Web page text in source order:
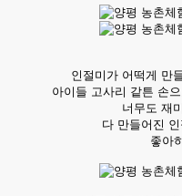
인절미가 어떡게 만
아이들 고사리 같튼 손
너무도 재
다 만들어진
좋아